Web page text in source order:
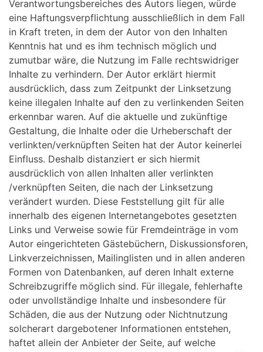
Verantwortungsbereiches des Autors liegen, würde
eine Haftungsverpflichtung ausschließlich in dem Fall
in Kraft treten, in dem der Autor von den Inhalten
Kenntnis hat und es ihm technisch möglich und
zumutbar wäre, die Nutzung im Falle rechtswidriger
Inhalte zu verhindern. Der Autor erklärt hiermit
ausdrücklich, dass zum Zeitpunkt der Linksetzung
keine illegalen Inhalte auf den zu verlinkenden Seiten
erkennbar waren. Auf die aktuelle und zukünftige
Gestaltung, die Inhalte oder die Urheberschaft der
verlinkten/verknüpften Seiten hat der Autor keinerlei
Einfluss. Deshalb distanziert er sich hiermit
ausdrücklich von allen Inhalten aller verlinkten
/verknüpften Seiten, die nach der Linksetzung
verändert wurden. Diese Feststellung gilt für alle
innerhalb des eigenen Internetangebotes gesetzten
Links und Verweise sowie für Fremdeinträge in vom
Autor eingerichteten Gästebüchern, Diskussionsforen,
Linkverzeichnissen, Mailinglisten und in allen anderen
Formen von Datenbanken, auf deren Inhalt externe
Schreibzugriffe möglich sind. Für illegale, fehlerhafte
oder unvollständige Inhalte und insbesondere für
Schäden, die aus der Nutzung oder Nichtnutzung
solcherart dargebotener Informationen entstehen,
haftet allein der Anbieter der Seite, auf welche